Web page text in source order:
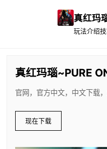
真红玛
玩法介绍
真红玛瑙~PURE
官网，官方中文，中文下载
现在下载